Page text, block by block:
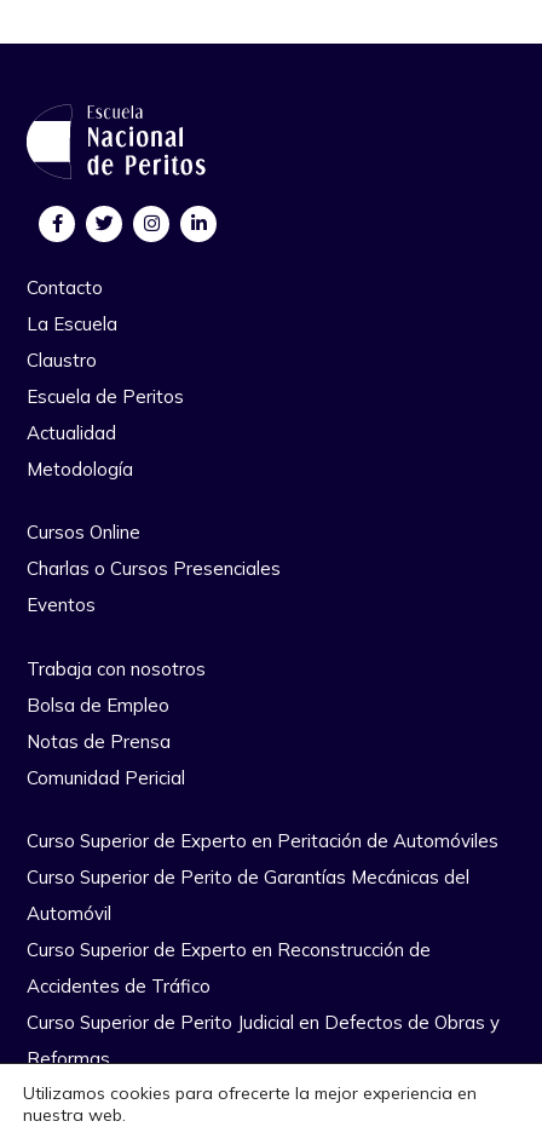
Contacto
La Escuela
Claustro
Escuela de Peritos
Actualidad
Metodología
Cursos Online
Charlas o Cursos Presenciales
Eventos
Trabaja con nosotros
Bolsa de Empleo
Notas de Prensa
Comunidad Pericial
Curso Superior de Experto en Peritación de Automóviles
Curso Superior de Perito de Garantías Mecánicas del
Automóvil
Curso Superior de Experto en Reconstrucción de
Accidentes de Tráfico
Curso Superior de Perito Judicial en Defectos de Obras y
Reformas
Utilizamos cookies para ofrecerte la mejor experiencia en
nuestra web.